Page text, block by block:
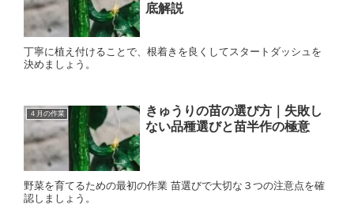
底解説
丁寧に植え付けることで、根着きを良くしてスタートダッシュを
決めましょう。
４月の作業
きゅうりの苗の選び方｜失敗し
ない品種選びと苗半作の極意
野菜を育てるための最初の作業 苗選びで大切な３つの注意点を確
認しましょう。